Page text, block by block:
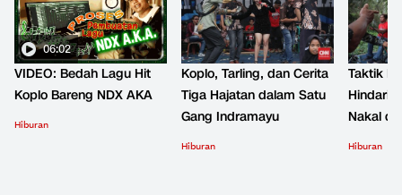
06:02
VIDEO: Bedah Lagu Hit
Koplo Bareng NDX AKA
Hiburan
Koplo, Tarling, dan Cerita
Tiga Hajatan dalam Satu
Gang Indramayu
Hiburan
Taktik
Hindari
Nakal
Hiburan